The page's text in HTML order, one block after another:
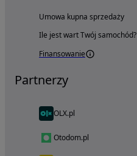
Umowa kupna sprzedaży
Ile jest wart Twój samochód?
Finansowanie
Partnerzy
OLX.pl
Otodom.pl